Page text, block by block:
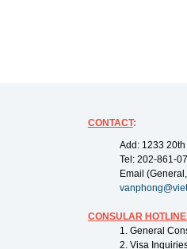
CONTACT:
Add: 1233
Tel: 202-861-
Email
CONSULAR
1. General
2. Visa